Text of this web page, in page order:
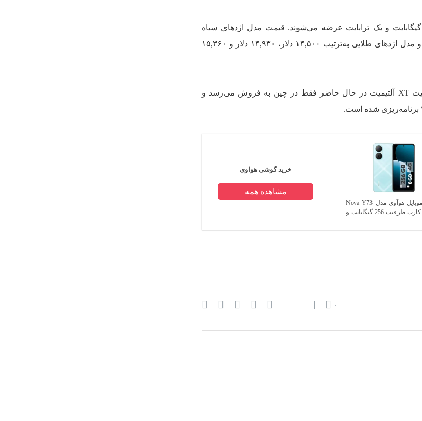
هر دو مدل در سه ظرفیت ۲۵۶ گیگابایت، ۵۱۲ گیگابایت و یک ترابایت عرضه می‌شوند. قیمت مدل اژدهای سیاه
به‌ترتیب ۱۲,۷۷۰ دلار، ۱۳,۲۰۰ دلار و ۱۳,۶۳۰ دلار و مدل اژدهای طلایی به‌ترتیب ۱۴,۵۰۰ دلار، ۱۴,۹۳۰ دلار و ۱۵,۳۶۰
لازم به ذکر است که نسخه‌ی استاندارد هواوی میت XT آلتیمیت در حال حاضر فقط در چین به فروش می‌رسد و
گوشی موبایل هوآوی مدل Nova Y73
دو سیم کارت ظرفیت 256 گیگابایت و
خرید گوشی هواوی
مشاهده همه
۰